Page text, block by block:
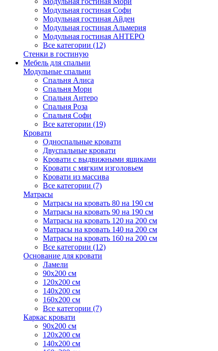
Модульная гостиная Софи
Модульная гостиная Айден
Модульная гостиная Альмерия
Модульная гостиная АНТЕРО
Все категории (12)
Стенки в гостиную
Мебель для спальни
Модульные спальни
Спальня Алиса
Спальня Мори
Спальня Антеро
Спальня Роза
Спальня Софи
Все категории (19)
Кровати
Односпальные кровати
Двуспальные кровати
Кровати с выдвижными ящиками
Кровати с мягким изголовьем
Кровати из массива
Все категории (7)
Матрасы
Матрасы на кровать 80 на 190 см
Матрасы на кровать 90 на 190 см
Матрасы на кровать 120 на 200 см
Матрасы на кровать 140 на 200 см
Матрасы на кровать 160 на 200 см
Все категории (12)
Основание для кровати
Ламели
90х200 см
120х200 см
140х200 см
160х200 см
Все категории (7)
Каркас кровати
90х200 см
120х200 см
140х200 см